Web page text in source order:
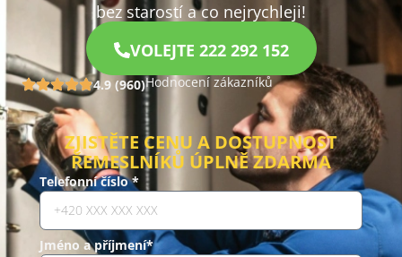
bez starostí a co nejrychleji!
VOLEJTE 222 292 152
4.9 (960)Hodnocení zákazníků
ZJISTĚTE CENU A DOSTUPNOST
ŘEMESLNÍKŮ ÚPLNĚ ZDARMA
Telefonní číslo *
Jméno a příjmení*